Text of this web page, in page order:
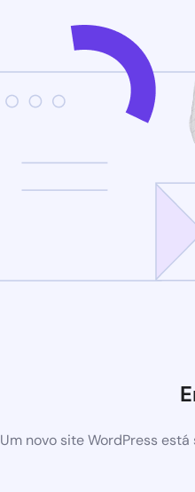
Um novo site WordPress